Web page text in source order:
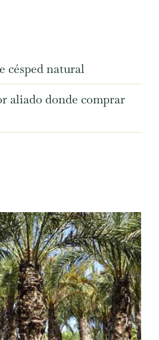
césped natural
aliado donde comprar